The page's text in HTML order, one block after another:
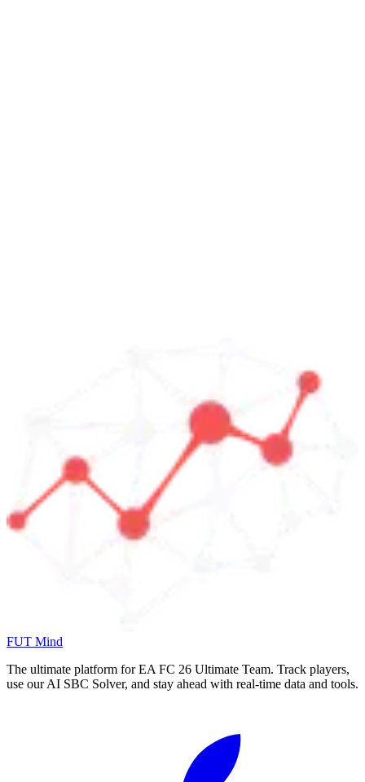
FUT Mind
The ultimate platform for EA FC 26 Ultimate Team. Track players,
use our AI SBC Solver, and stay ahead with real-time data and tools.